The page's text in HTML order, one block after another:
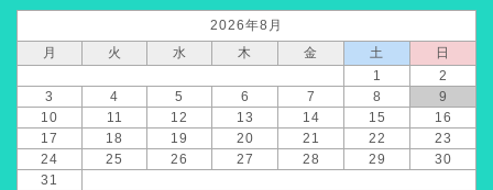
2026年8月
月
火 水 木 金 土
日
1
2
3
4 5 6 7 8
9
10
11 12 13 14 15
16
17
18 19 20 21 22
23
24
25 26 27 28 29
30
31